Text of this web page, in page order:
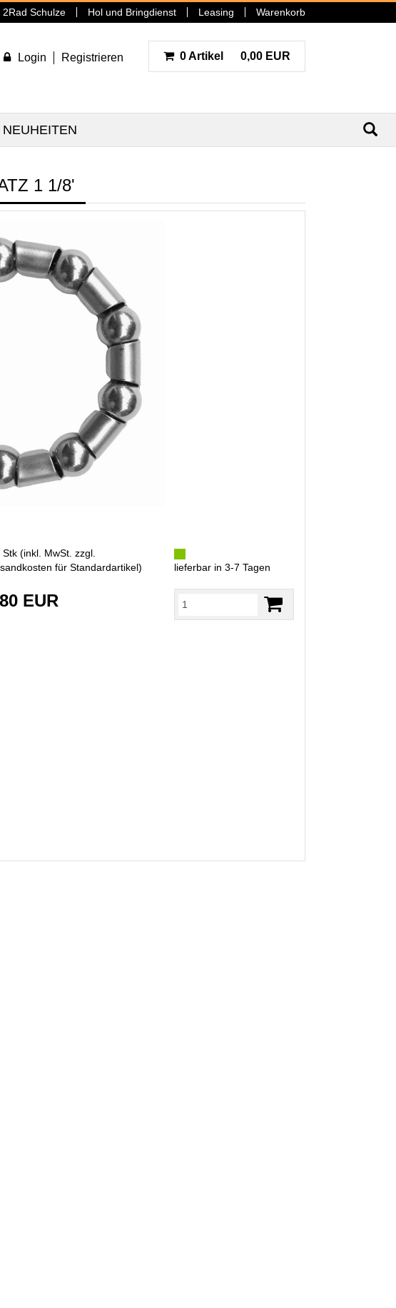
2Rad Schulze Hol und Bringdienst Leasing Warenkorb
Login Registrieren 0 Artikel 0,00 EUR
NEUHEITEN
1 1/8'
Stk (inkl. MwSt. zzgl.
für Standardartikel)
EUR
lieferbar in 3-7 Tagen